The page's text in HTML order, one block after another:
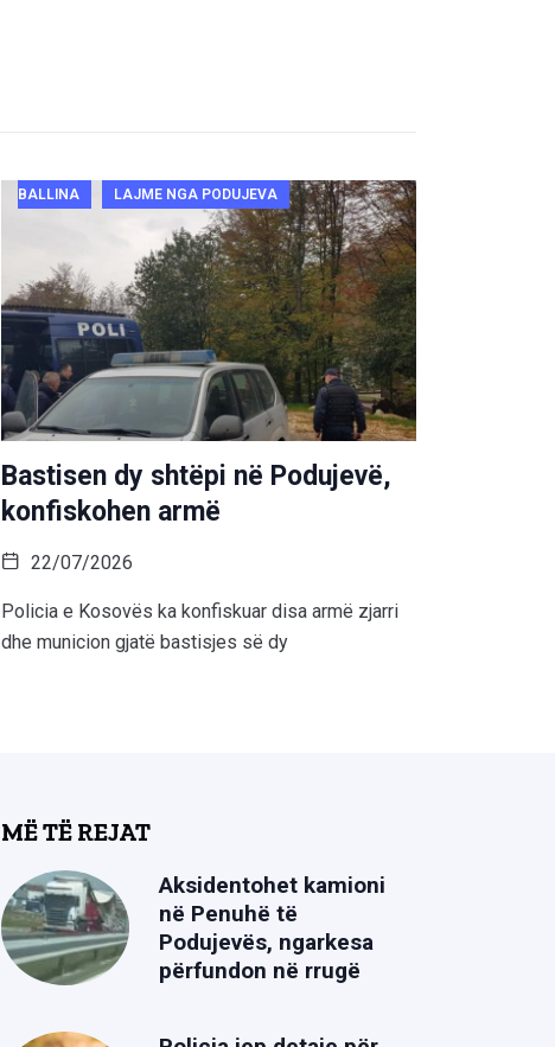
BALLINA LAJME NGA PODUJEVA
Bastisen dy shtëpi në Podujevë,
konfiskohen armë
22/07/2026
Policia e Kosovës ka konfiskuar disa armë zjarri
dhe municion gjatë bastisjes së dy
MË TË REJAT
Aksidentohet kamioni
në Penuhë të
Podujevës, ngarkesa
përfundon në rrugë